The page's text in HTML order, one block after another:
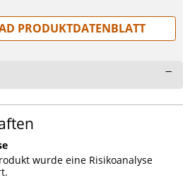
Produktdatenblatt
wurde eine Risikoanalyse